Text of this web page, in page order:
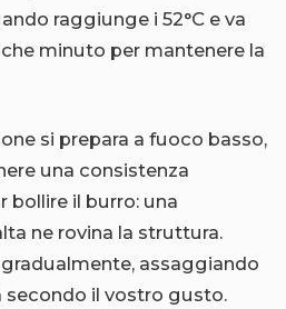
raggiunge i 52°C e va
minuto per mantenere la
si prepara a fuoco basso,
una consistenza
bollire il burro: una
ne rovina la struttura.
assaggiando
secondo il vostro gusto.